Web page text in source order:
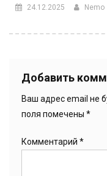
24.12.2025 Nemo
Добавить
Ваш адрес email не
поля помечены *
Комментарий *